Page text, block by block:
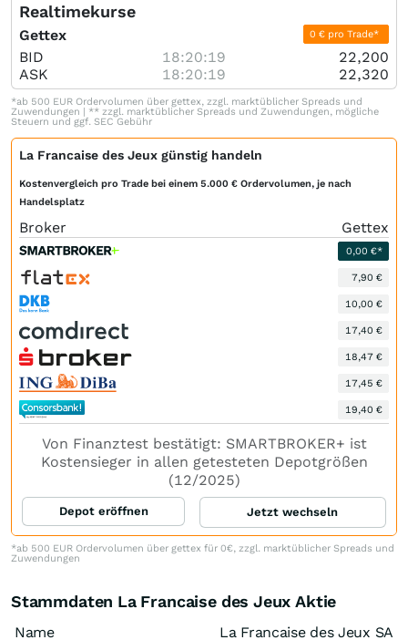
Realtimekurse
Gettex 0 € pro Trade*
BID 18:20:19
22,200
ASK
18:20:19 22,320
*ab 500 EUR Ordervolumen über gettex, zzgl. marktüblicher Spreads und
Zuwendungen | ** zzgl. marktüblicher Spreads und Zuwendungen, mögliche
Steuern und ggf. SEC Gebühr
La Francaise des Jeux günstig handeln
Kostenvergleich pro Trade bei einem 5.000 € Ordervolumen, je nach
Handelsplatz
Broker Gettex
0,00 €*
7,90 €
10,00 €
17,40 €
18,47 €
17,45 €
19,40 €
Von Finanztest bestätigt: SMARTBROKER+ ist
Kostensieger in allen getesteten Depotgrößen
(12/2025)
Depot eröffnen Jetzt wechseln
*ab 500 EUR Ordervolumen über gettex für 0€, zzgl. marktüblicher Spreads und
Zuwendungen
Stammdaten La Francaise des Jeux Aktie
Name La Francaise des Jeux SA